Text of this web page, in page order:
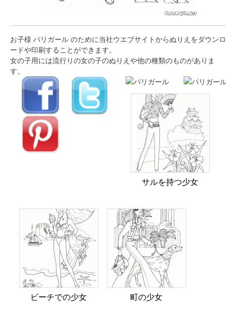
お子様 パリガール のために当社ウエブサイトからぬりえをダウンロ
ードや印刷することができます。
女の子用には流行りの女の子のぬりえや他の種類のものがありま
す。
サルを持つ少女
ビーチでの少女 町の少女